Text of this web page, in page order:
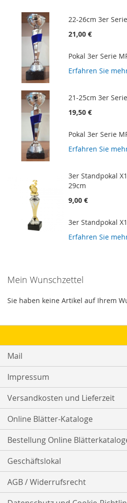
22-26cm 3er
21,00 €
Pokal 3er Serie
Erfahren Sie
21-25cm 3er
19,50 €
Pokal 3er Serie
Erfahren Sie
3er Standpokal
29cm
9,00 €
3er Standpokal
Erfahren Sie
Mein Wunschzettel
Sie haben keine Artikel auf Ihrem
Mail
Impressum
Versandkosten und Lieferzeit
Online Blätter-Kataloge
Bestellung Online
Geschäftslokal
AGB / Widerrufsrecht